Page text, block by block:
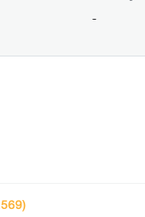
-